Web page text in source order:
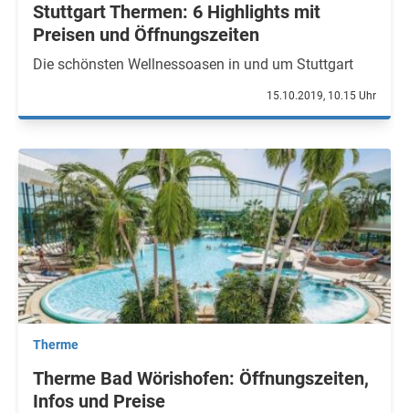
Stuttgart Thermen: 6 Highlights mit
Preisen und Öffnungszeiten
Die schönsten Wellnessoasen in und um Stuttgart
15.10.2019, 10.15 Uhr
Therme
Therme Bad Wörishofen: Öffnungszeiten,
Infos und Preise